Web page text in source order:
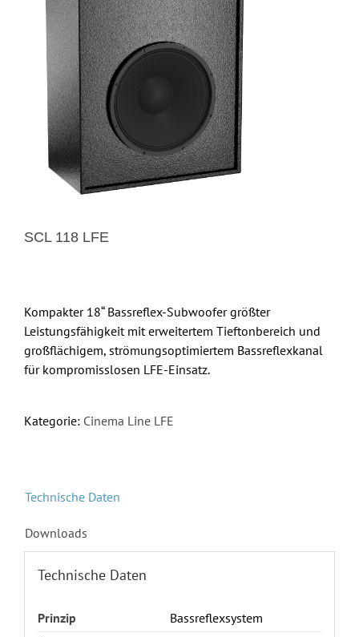
SCL 118 LFE
Kompakter 18“ Bassreflex-Subwoofer größter
Leistungsfähigkeit mit erweitertem Tieftonbereich und
großflächigem, strömungsoptimiertem Bassreflexkanal
für kompromisslosen LFE-Einsatz.
Kategorie: Cinema Line LFE
Technische Daten
Downloads
Technische Daten
Prinzip
Bassreflexsystem